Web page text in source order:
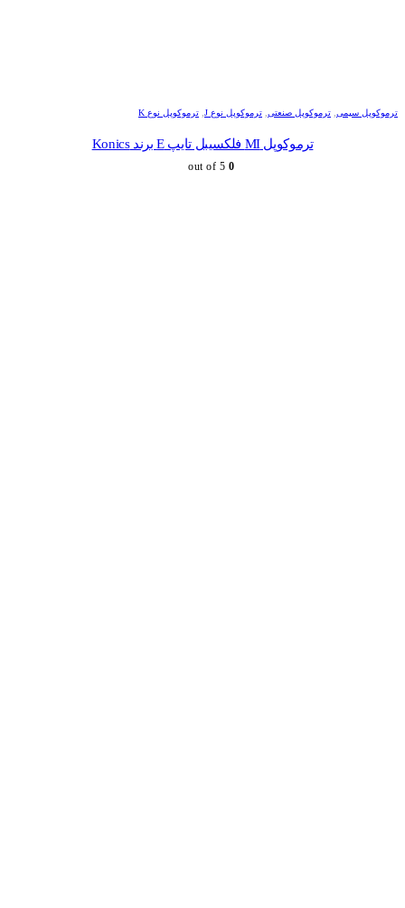
ترموکوپل سیمی ترموکوپل صنعتی ترموکوپل نوع J ترموکوپل نوع K
ترموکوپل MI فلکسیبل تایپ E برند Konics
0